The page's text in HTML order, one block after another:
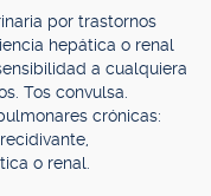
por trastornos
hepática o renal
a cualquiera
Tos convulsa.
crónicas:
o renal.